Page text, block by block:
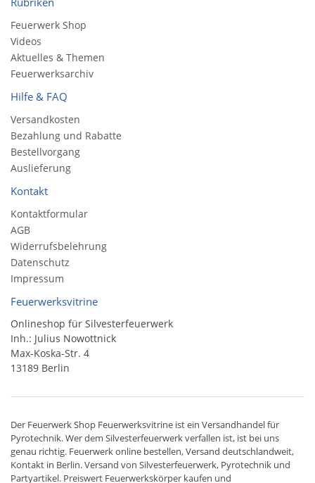
Feuerwerk Shop
Videos
Aktuelles & Themen
Feuerwerksarchiv
Hilfe & FAQ
Versandkosten
Bezahlung und Rabatte
Bestellvorgang
Auslieferung
Kontakt
Kontaktformular
AGB
Widerrufsbelehrung
Datenschutz
Impressum
Feuerwerksvitrine
Onlineshop für Silvesterfeuerwerk
Inh.: Julius Nowottnick
Max-Koska-Str. 4
13189 Berlin
Der Feuerwerk Shop Feuerwerksvitrine ist ein Versandhandelfür
Pyrotechnik. Wer dem Silvesterfeuerwerk verfallen ist, ist bei uns
genau richtig. Feuerwerk online bestellen,Versand deutschlandweit,
Kontakt in Berlin. Versand von Silvesterfeuerwerk, Pyrotechnik und
Partyartikel. Preiswert Feuerwerkskörper kaufen und